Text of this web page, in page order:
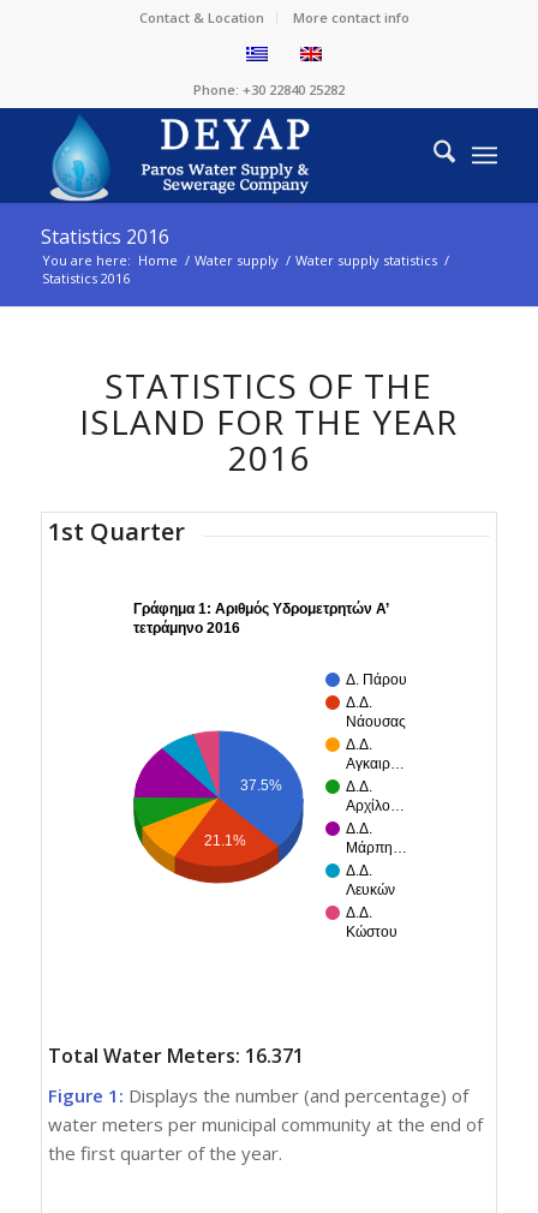
Contact & Location More contact info
Phone: +30 22840 25282
Statistics 2016
You are here: Home / Water supply / Water supply statistics /
Statistics 2016
STATISTICS OF THE
ISLAND FOR THE YEAR
2016
1st Quarter
Γράφημα 1: Αριθμός Υδρομετρητών Α’
τετράμηνο 2016
Δ. Πάρου
Δ.Δ.
Νάουσας
Δ.Δ.
Αγκαιρ…
Δ.Δ.
Αρχίλο…
Δ.Δ.
Μάρπη…
Δ.Δ.
Λευκών
Δ.Δ.
Κώστου
37.5%
21.1%
Total Water Meters: 16.371
Figure 1: Displays the number (and percentage) of
water meters per municipal community at the end of
the first quarter of the year.